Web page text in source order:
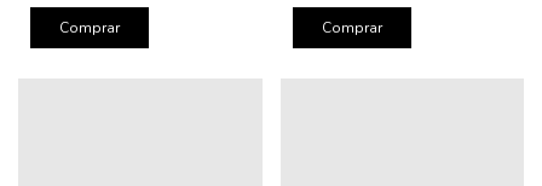
Comprar Comprar